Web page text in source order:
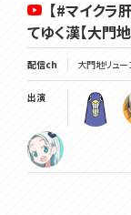
【#マイクラ
てゆく漢【大門
配信ch 大門地リュ
出演